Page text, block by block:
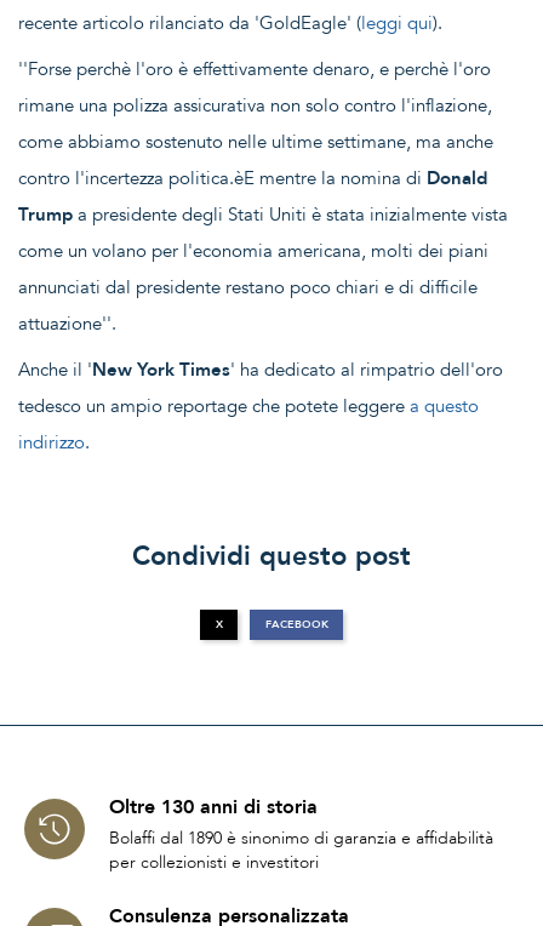
recente articolo rilanciato da 'GoldEagle' (leggi qui).
''Forse perchè l'oro è effettivamente denaro, e perchè l'oro
rimane una polizza assicurativa non solo contro l'inflazione,
come abbiamo sostenuto nelle ultime settimane, ma anche
contro l'incertezza politica.èE mentre la nomina di Donald
Trump a presidente degli Stati Uniti è stata inizialmente vista
come un volano per l'economia americana, molti dei piani
annunciati dal presidente restano poco chiari e di difficile
attuazione''.
Anche il 'New York Times' ha dedicato al rimpatrio dell'oro
tedesco un ampio reportage che potete leggere a questo
indirizzo.
Condividi questo post
X FACEBOOK
Oltre 130 anni di storia
Bolaffi dal 1890 è sinonimo di garanzia e affidabilità
per collezionisti e investitori
Consulenza personalizzata